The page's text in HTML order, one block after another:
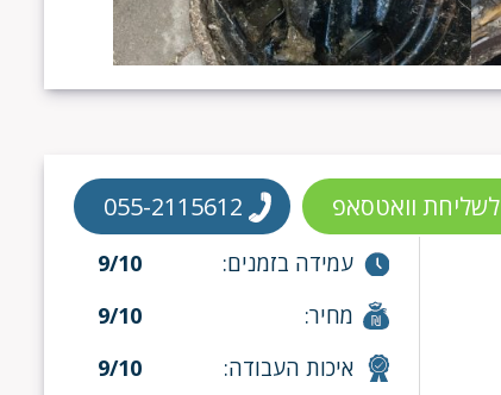
עמידה בזמנים:
9/10
מחיר:
9/10
איכות העבודה:
9/10
לשליחת וואטסאפ 055-2115612